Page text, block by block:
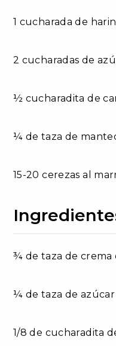
1 cucharada de
2 cucharadas de
½ cucharadita de
¼ de taza de
15-20 cerezas al
¾ de taza de crema
¼ de taza de azúcar
1/8 de cucharadita